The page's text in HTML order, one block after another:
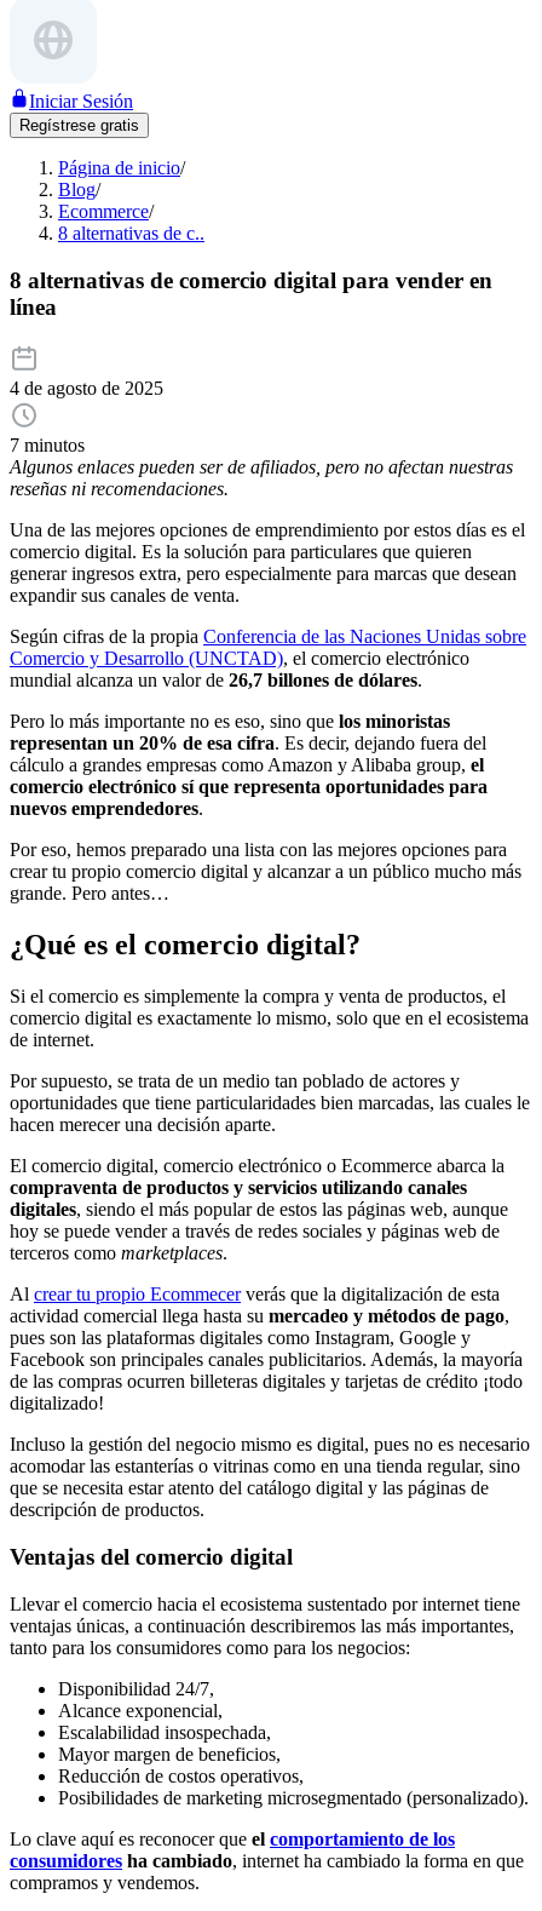
Iniciar Sesión
Regístrese gratis
Página de inicio/
Blog/
Ecommerce/
8 alternativas de c..
8 alternativas de comercio digital para vender en
línea
4 de agosto de 2025
7 minutos
Algunos enlaces pueden ser de afiliados, pero no afectan nuestras
reseñas ni recomendaciones.
Una de las mejores opciones de emprendimiento por estos días es el
comercio digital. Es la solución para particulares que quieren
generar ingresos extra, pero especialmente para marcas que desean
expandir sus canales de venta.
Según cifras de la propia Conferencia de las Naciones Unidas sobre
Comercio y Desarrollo (UNCTAD), el comercio electrónico
mundial alcanza un valor de 26,7 billones de dólares.
Pero lo más importante no es eso, sino que los minoristas
representan un 20% de esa cifra. Es decir, dejando fuera del
cálculo a grandes empresas como Amazon y Alibaba group, el
comercio electrónico sí que representa oportunidades para
nuevos emprendedores.
Por eso, hemos preparado una lista con las mejores opciones para
crear tu propio comercio digital y alcanzar a un público mucho más
grande. Pero antes…
¿Qué es el comercio digital?
Si el comercio es simplemente la compra y venta de productos, el
comercio digital es exactamente lo mismo, solo que en el ecosistema
de internet.
Por supuesto, se trata de un medio tan poblado de actores y
oportunidades que tiene particularidades bien marcadas, las cuales le
hacen merecer una decisión aparte.
El comercio digital, comercio electrónico o Ecommerce abarca la
compraventa de productos y servicios utilizando canales
digitales, siendo el más popular de estos las páginas web, aunque
hoy se puede vender a través de redes sociales y páginas web de
terceros como marketplaces.
Al crear tu propio Ecommecerverás que la digitalización de esta
actividad comercial llega hasta su mercadeo y métodos de pago,
pues son las plataformas digitales como Instagram, Google y
Facebook son principales canales publicitarios. Además, la mayoría
de las compras ocurren billeteras digitales y tarjetas de crédito ¡todo
digitalizado!
Incluso la gestión del negocio mismo es digital, pues no es necesario
acomodar las estanterías o vitrinas como en una tienda regular, sino
que se necesita estar atento del catálogo digital y las páginas de
descripción de productos.
Ventajas del comercio digital
Llevar el comercio hacia el ecosistema sustentado por internet tiene
ventajas únicas, a continuación describiremos las más importantes,
tanto para los consumidores como para los negocios:
Disponibilidad 24/7,
Alcance exponencial,
Escalabilidad insospechada,
Mayor margen de beneficios,
Reducción de costos operativos,
Posibilidades de marketing microsegmentado (personalizado).
Lo clave aquí es reconocer que el comportamiento de los
consumidores ha cambiado, internet ha cambiado la forma en que
compramos y vendemos.